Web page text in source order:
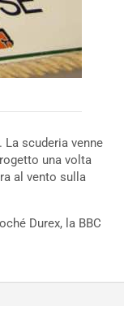
La scuderia venne
una volta
al vento sulla
Durex, la BBC